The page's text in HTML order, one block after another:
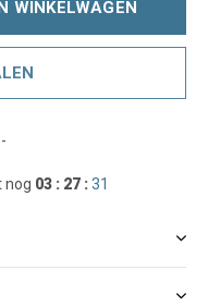
WINKELWAGEN
nog 03 : 27 :31